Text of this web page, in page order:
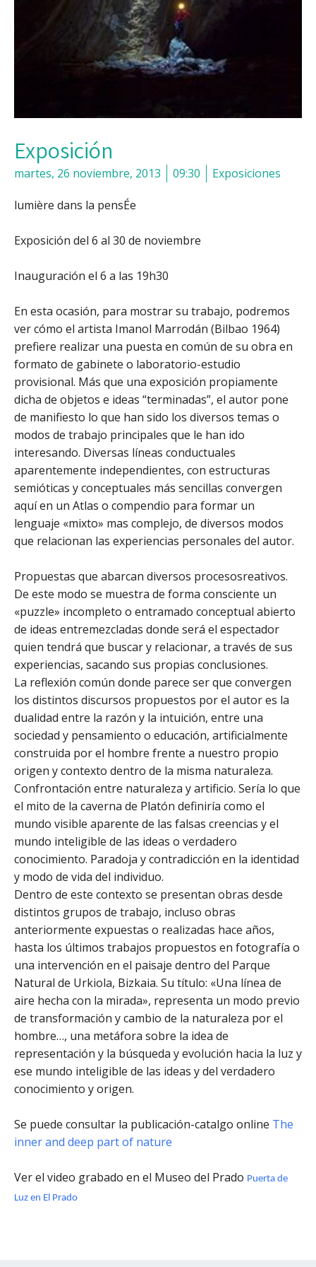
Exposición
martes, 26 noviembre, 2013 09:30 Exposiciones
lumière dans la pensÉe
Exposición del 6 al 30 de noviembre
Inauguración el 6 a las 19h30
En esta ocasión, para mostrar su trabajo, podremos
ver cómo el artista Imanol Marrodán (Bilbao 1964)
prefiere realizar una puesta en común de su obra en
formato de gabinete o laboratorio-estudio
provisional. Más que una exposición propiamente
dicha de objetos e ideas “terminadas”, el autor pone
de manifiesto lo que han sido los diversos temas o
modos de trabajo principales que le han ido
interesando. Diversas líneas conductuales
aparentemente independientes, con estructuras
semióticas y conceptuales más sencillas convergen
aquí en un Atlas o compendio para formar un
lenguaje «mixto» mas complejo, de diversos modos
que relacionan las experiencias personales del autor.
Propuestas que abarcan diversos procesosreativos.
De este modo se muestra de forma consciente un
«puzzle» incompleto o entramado conceptual abierto
de ideas entremezcladas donde será el espectador
quien tendrá que buscar y relacionar, a través de sus
experiencias, sacando sus propias conclusiones.
La reflexión común donde parece ser que convergen
los distintos discursos propuestos por el autor es la
dualidad entre la razón y la intuición, entre una
sociedad y pensamiento o educación, artificialmente
construida por el hombre frente a nuestro propio
origen y contexto dentro de la misma naturaleza.
Confrontación entre naturaleza y artificio. Sería lo que
el mito de la caverna de Platón definiría como el
mundo visible aparente de las falsas creencias y el
mundo inteligible de las ideas o verdadero
conocimiento. Paradoja y contradicción en la identidad
y modo de vida del individuo.
Dentro de este contexto se presentan obras desde
distintos grupos de trabajo, incluso obras
anteriormente expuestas o realizadas hace años,
hasta los últimos trabajos propuestos en fotografía o
una intervención en el paisaje dentro del Parque
Natural de Urkiola, Bizkaia. Su título: «Una línea de
aire hecha con la mirada», representa un modo previo
de transformación y cambio de la naturaleza por el
hombre…, una metáfora sobre la idea de
representación y la búsqueda y evolución hacia la luz y
ese mundo inteligible de las ideas y del verdadero
conocimiento y origen.
Se puede consultar la publicación-catalgo online The
inner and deep part of nature
Ver el video grabado en el Museo del Prado Puerta de
Luz en El Prado